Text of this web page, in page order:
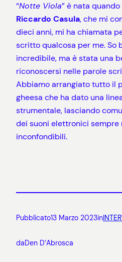
“Notte Viola” è nata
Riccardo Casula, che mi
dieci anni, mi ha chiamata
scritto qualcosa per me. So
incredibile, ma è stata una
riconoscersi nelle parole
Abbiamo arrangiato tutto il
gheesa che ha dato una
strumentale, lasciando
dei suoni elettronici
inconfondibili.
Pubblicato13 Marzo 2023in
daDen D’Abrosca